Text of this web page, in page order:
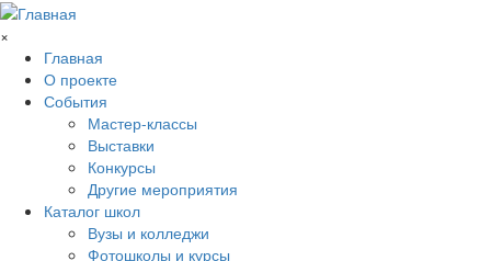
Перейти к основному содержанию
×
Главная
О проекте
События
Мастер-классы
Выставки
Конкурсы
Другие мероприятия
Каталог школ
Вузы и колледжи
Фотошколы и курсы